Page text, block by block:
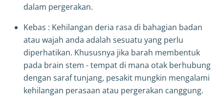
dalam pergerakan.
Kebas : Kehilangan deria rasa di bahagian badan
atau wajah anda adalah sesuatu yang perlu
diperhatikan. Khususnya jika barah membentuk
pada brain stem - tempat di mana otak berhubung
dengan saraf tunjang, pesakit mungkin mengalami
kehilangan perasaan atau pergerakan canggung.